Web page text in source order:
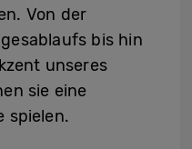
Von der
bis hin
unseres
sie eine
spielen.